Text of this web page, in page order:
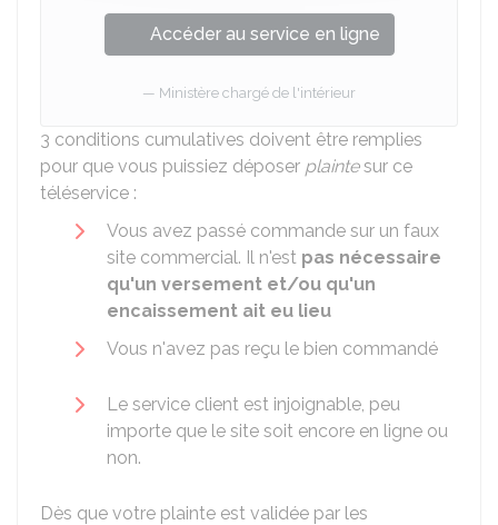
Accéder au service en ligne
Ministère chargé de l'intérieur
3 conditions cumulatives doivent être remplies
pour que vous puissiez déposer plaintesur ce
téléservice :
Vous avez passé commande sur un faux
site commercial. Il n'est pas nécessaire
qu'un versement et/ou qu'un
encaissement ait eu lieu
Vous n'avez pas reçu le bien commandé
Le service client est injoignable, peu
importe que le site soit encore en ligne ou
non.
Dès que votre plainte est validée par les